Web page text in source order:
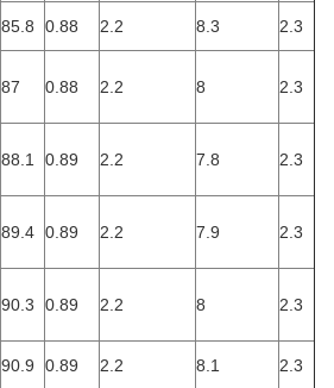
85.8 0.88 2.2 8.3
2.3
87 0.88 2.2 8 2.3
88.1 0.89 2.2 7.8 2.3
89.4 0.89 2.2 7.9 2.3
90.3 0.89 2.2 8 2.3
90.9 0.89 2.2 8.1
2.3